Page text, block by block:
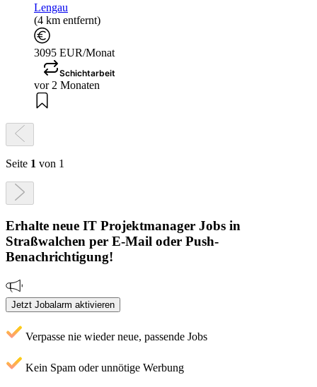
Lengau
(4 km entfernt)
3095 EUR/Monat
Schichtarbeit
vor 2 Monaten
Seite 1 von 1
Erhalte neue IT Projektmanager Jobs in
Straßwalchen per E-Mail oder Push-
Benachrichtigung!
Jetzt Jobalarm aktivieren
Verpasse nie wieder neue, passende Jobs
Kein Spam oder unnötige Werbung